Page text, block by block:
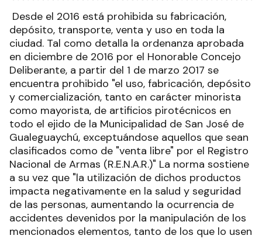
Desde el 2016 está prohibida su fabricación,
depósito, transporte, venta y uso en toda la
ciudad. Tal como detalla la ordenanza aprobada
en diciembre de 2016 por el Honorable Concejo
Deliberante, a partir del 1 de marzo 2017 se
encuentra prohibido "el uso, fabricación, depósito
y comercialización, tanto en carácter minorista
como mayorista, de artificios pirotécnicos en
todo el ejido de la Municipalidad de San José de
Gualeguaychú, exceptuándose aquellos que sean
clasificados como de "venta libre" por el Registro
Nacional de Armas (R.E.N.A.R.)" La norma sostiene
a su vez que "la utilización de dichos productos
impacta negativamente en la salud y seguridad
de las personas, aumentando la ocurrencia de
accidentes devenidos por la manipulación de los
mencionados elementos, tanto de los que lo usen